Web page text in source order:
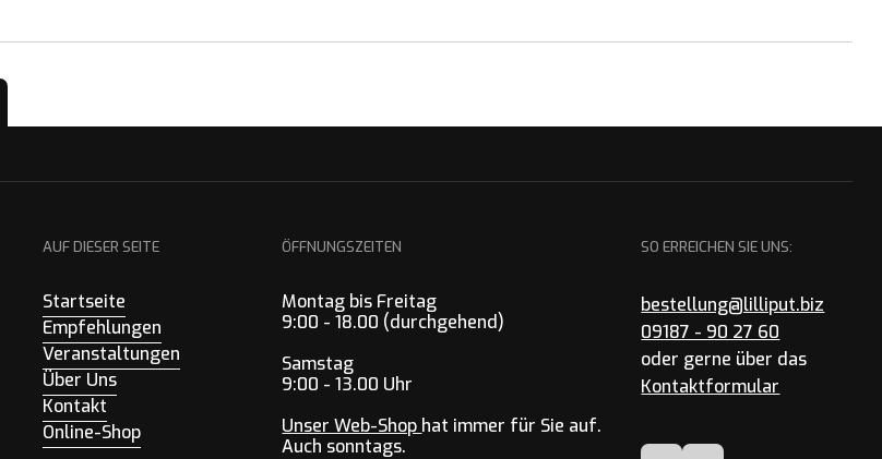
AUF DIESER SEITE
Startseite
Empfehlungen
Veranstaltungen
Über Uns
Kontakt
Online-Shop
ÖFFNUNGSZEITEN
Montag bis Freitag
9:00 - 18.00 (durchgehend)
Samstag
9:00 - 13.00 Uhr
Unser Web-Shop hat immer für Sie auf.
Auch sonntags.
SO ERREICHEN SIE UNS:
bestellung@lilliput.biz
09187 - 90 27 60
oder gerne über das
Kontaktformular